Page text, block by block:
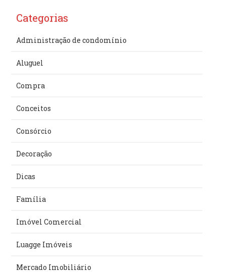
Categorias
Administração de condomínio
Aluguel
Compra
Conceitos
Consórcio
Decoração
Dicas
Família
Imóvel Comercial
Luagge Imóveis
Mercado Imobiliário